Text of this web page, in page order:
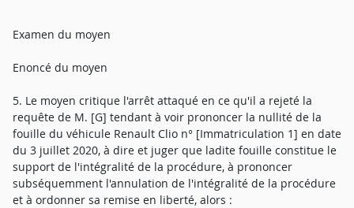
Examen du moyen
Enoncé du moyen
5. Le moyen critique l'arrêt attaqué en ce qu'il a rejeté la
requête de M. [G] tendant à voir prononcer la nullité de la
fouille du véhicule Renault Clio n° [Immatriculation 1] en date
du 3 juillet 2020, à dire et juger que ladite fouille constitue le
support de l'intégralité de la procédure, à prononcer
subséquemment l'annulation de l'intégralité de la procédure
et à ordonner sa remise en liberté, alors :